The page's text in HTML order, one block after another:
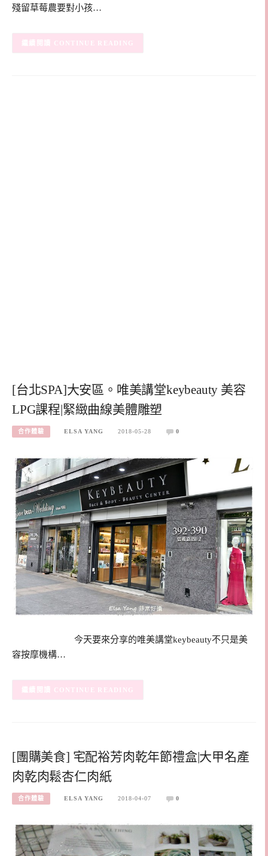
殘留草莓農要對小孩…
CONTINUE READING
[台北SPA]大安區。唯美講堂keybeauty 美容
LPG課程|緊緻曲線美體雕塑
合作體驗 ELSA YANG 2018-05-28 0
今天要來分享的唯美講堂keybeauty不只是美
容按摩機構…
CONTINUE READING
[團購美食] 宅配裕芳肉乾年節禮盒|大甲名產
肉乾肉鬆杏仁肉紙
合作體驗 ELSA YANG 2018-04-07 0